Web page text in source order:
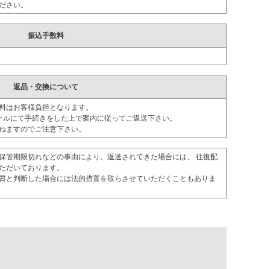
さい。
振込手数料
返品・交換について
はお客様負担となります。
にて手続きをした上で案内に従ってご返送下さい。
すのでご注意下さい。
管期限切れなどの事由により、返送されてきた場合には、 往復配
だいております。
と判断した場合には法的措置を取らさせていただくこともありま